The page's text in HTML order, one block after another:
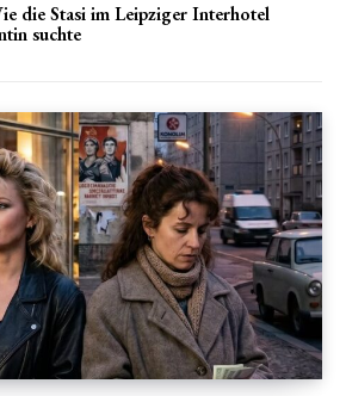
die Stasi im Leipziger Interhotel
suchte